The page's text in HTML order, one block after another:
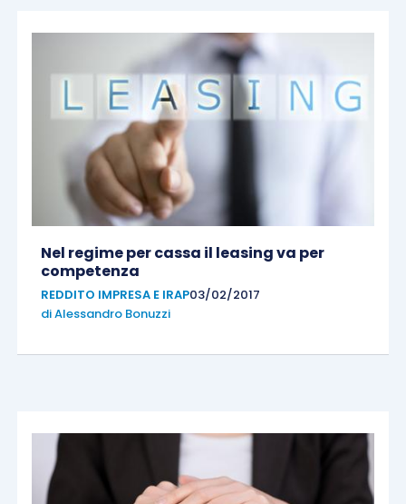
Nel regime per cassa il leasing va per
competenza
REDDITO IMPRESA E IRAP03/02/2017
diAlessandro Bonuzzi